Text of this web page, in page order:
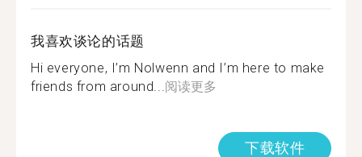
我喜欢谈论的话题
Hi everyone, I’m Nolwenn and I’m here to make
friends from around...阅读更多
下载软件